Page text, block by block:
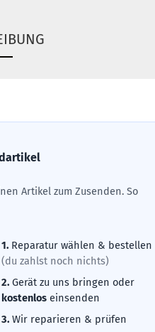
Artikel zum Zusenden. So
1.Reparatur wählen & bestellen
(du zahlst noch nichts)
2.Gerät zu uns bringen oder
kostenloseinsenden
3.Wir reparieren & prüfen